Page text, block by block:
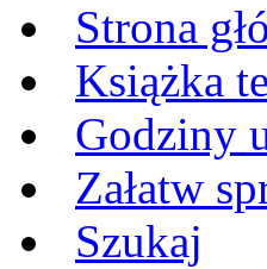
Strona
Książka
Godziny
Załatw
Szukaj